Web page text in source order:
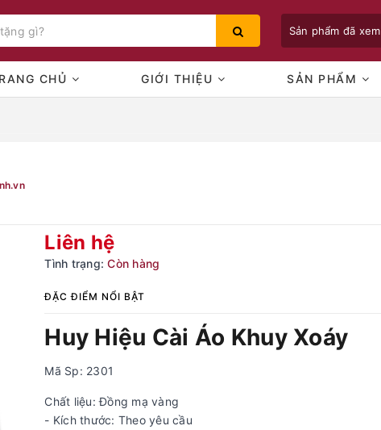
Sản phẩm đã xem
CHỦ GIỚI THIỆU SẢN PHẨM
Liên hệ
Tình trạng: Còn hàng
ĐẶC ĐIỂM NỔI BẬT
Huy Hiệu Cài Áo Khuy Xoáy
Mã Sp: 2301
Chất liệu: Đồng mạ vàng
- Kích thước: Theo yêu cầu